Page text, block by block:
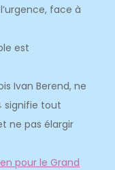
face à
est
Ivan Berend, ne
signifie tout
ne pas élargir
pour le Grand